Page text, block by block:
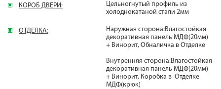
КОРОБ ДВЕРИ:
Цельногнутый профиль из
холоднокатаной стали 2мм
ОТДЕЛКА:
Наружная сторона:Влагостойкая
декоративная панель МДФ(20мм)
+ Винорит, Обналичка в Отделке
Внутренняя сторона:Влагостойкая
декоративная панель МДФ(20мм)
+ Винорит, Коробка в Отделке
МДФ(крюк)